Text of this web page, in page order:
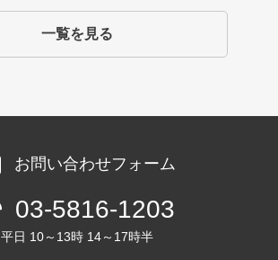
一覧を見る
お問い合わせフォーム
03-5816-1203
平日 10～13時 14～17時半